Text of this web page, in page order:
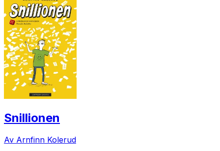
Snillionen
Av Arnfinn Kolerud